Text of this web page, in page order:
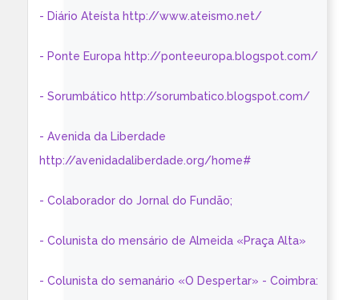
- Diário Ateísta http://www.ateismo.net/
- Ponte Europa http://ponteeuropa.blogspot.com/
- Sorumbático http://sorumbatico.blogspot.com/
- Avenida da Liberdade
http://avenidadaliberdade.org/home#
- Colaborador do Jornal do Fundão;
- Colunista do mensário de Almeida «Praça Alta»
- Colunista do semanário «O Despertar» - Coimbra: